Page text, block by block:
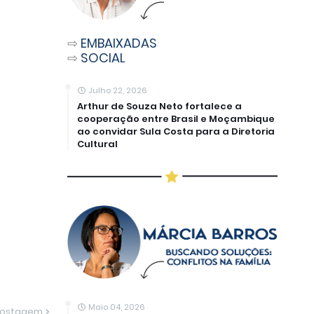
⇨ EMBAIXADAS
⇨ SOCIAL
Julho 22, 2026
Arthur de Souza Neto fortalece a
cooperação entre Brasil e Moçambique
ao convidar Sula Costa para a Diretoria
Cultural
Maio 04, 2026